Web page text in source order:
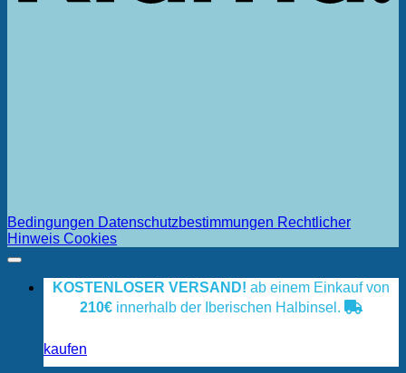
Bedingungen Datenschutzbestimmungen Rechtlicher
Hinweis Cookies
KOSTENLOSER VERSAND! ab einem Einkauf von
210€ innerhalb der Iberischen Halbinsel.
kaufen